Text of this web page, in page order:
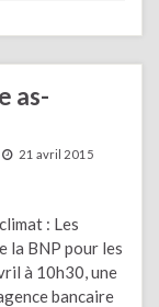
as-
21 avril 2015
: Les
la BNP pour les
à 10h30, une
bancaire